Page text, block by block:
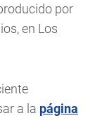
por
en Los
a la página